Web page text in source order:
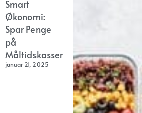
Smart
Økonomi:
Spar Penge
på
Måltidskasser
januar 21, 2025